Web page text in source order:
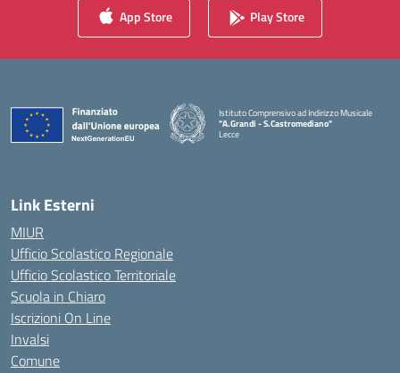
App Store Play Store
Istituto Comprensivo ad Indirizzo Musicale
"A.Grandi - S.Castromediano"
Lecce
Link Esterni
MIUR
Ufficio Scolastico Regionale
Ufficio Scolastico Territoriale
Scuola in Chiaro
Iscrizioni On Line
Invalsi
Comune